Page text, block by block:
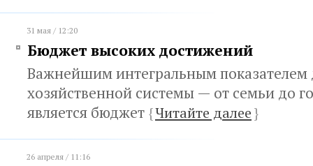
31 мая / 12:20
Бюджет высоких достижений
Важнейшим интегральным показателем
хозяйственной системы — от семьи до
является бюджет {Читайте далее}
26 апреля / 11:16